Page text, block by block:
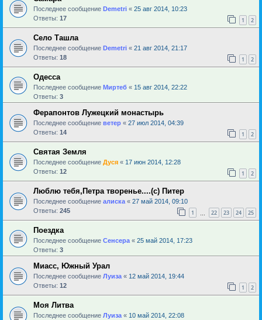
Последнее сообщение Demetri « 25 авг 2014, 10:23
Ответы: 17 1 2
Село Ташла
Последнее сообщение Demetri « 21 авг 2014, 21:17
Ответы: 18 1 2
Одесса
Последнее сообщение Миртеб « 15 авг 2014, 22:22
Ответы: 3
Ферапонтов Лужецкий монастырь
Последнее сообщение ветер « 27 июл 2014, 04:39
Ответы: 14 1 2
Святая Земля
Последнее сообщение Дуся « 17 июн 2014, 12:28
Ответы: 12 1 2
Люблю тебя,Петра творенье....(с) Питер
Последнее сообщение алиска « 27 май 2014, 09:10
Ответы: 245 1 22 23 24 25
Поездка
Последнее сообщение Сенсера « 25 май 2014, 17:23
Ответы: 3
Миасс, Южный Урал
Последнее сообщение Луиза « 12 май 2014, 19:44
Ответы: 12 1 2
Моя Литва
Последнее сообщение Луиза « 10 май 2014, 22:08